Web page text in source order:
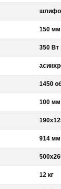
150 мм
350 Вт
1450
100 мм
914 мм
12 кг